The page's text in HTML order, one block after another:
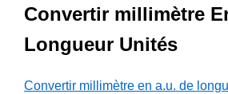
Convertir millimètre
Longueur Unités
Convertir millimètre en a.u. de